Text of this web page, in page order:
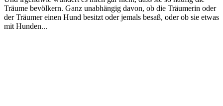
Träume bevölkern. Ganz unabhängig davon, ob die Träumerin oder
der Träumer einen Hund besitzt oder jemals besaß, oder ob sie etwas
mit Hunden...